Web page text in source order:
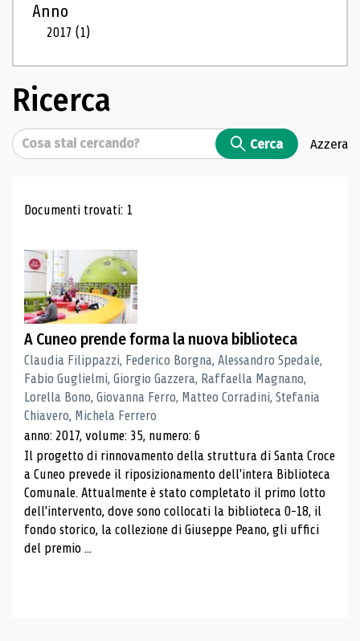
Anno
2017(1)
Ricerca
Cerca Cerca Azzera
Risultati di ricerca
Documenti trovati: 1
A Cuneo prende forma la nuova biblioteca
Claudia Filippazzi, Federico Borgna, Alessandro Spedale,
Fabio Guglielmi, Giorgio Gazzera, Raffaella Magnano,
Lorella Bono, Giovanna Ferro, Matteo Corradini, Stefania
Chiavero, Michela Ferrero
anno: 2017, volume: 35, numero: 6
Il progetto di rinnovamento della struttura di Santa Croce
a Cuneo prevede il riposizionamento dell'intera Biblioteca
Comunale. Attualmente è stato completato il primo lotto
dell'intervento, dove sono collocati la biblioteca 0-18, il
fondo storico, la collezione di Giuseppe Peano, gli uffici
del premio ...